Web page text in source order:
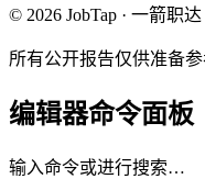
© 2026 JobTap · 一箭职
所有公开报告仅供准备
编辑器命令面板
输入命令或进行搜索…